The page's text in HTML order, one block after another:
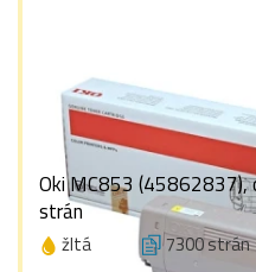
Oki MC853 (45862837),
strán
žltá 7300 strán